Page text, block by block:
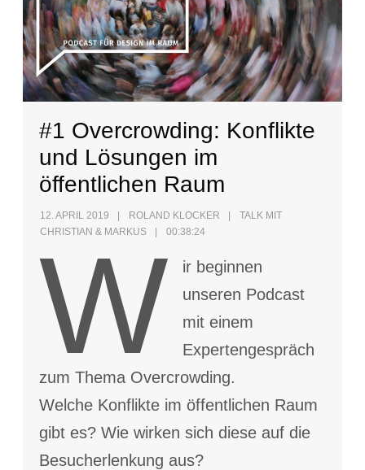
#1 Overcrowding: Konflikte
und Lösungen im
öffentlichen Raum
12. APRIL 2019 ROLAND KLOCKER
TALK MIT
CHRISTIAN & MARKUS
00:38:24
W
ir beginnen
unseren Podcast
mit einem
Expertengespräch
zum Thema Overcrowding.
Welche Konflikte im öffentlichen Raum
gibt es? Wie wirken sich diese auf die
Besucherlenkung aus?